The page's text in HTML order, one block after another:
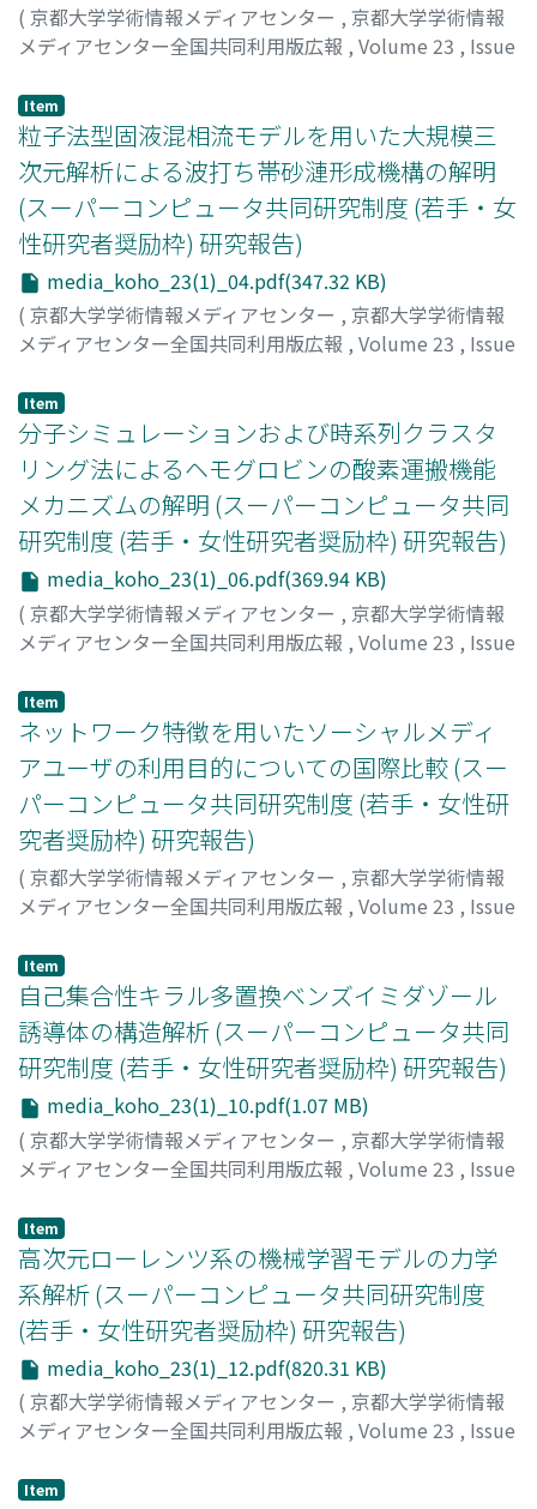
( 京都大学学術情報メディアセンター , 京都大学学術情報
メディアセンター全国共同利用版広報 , Volume 23 , Issue
東野, 智洋
Item
粒子法型固液混相流モデルを用いた大規模三
次元解析による波打ち帯砂漣形成機構の解明
(スーパーコンピュータ共同研究制度 (若手・女
性研究者奨励枠) 研究報告)
media_koho_23(1)_04.pdf(347.32 KB)
( 京都大学学術情報メディアセンター , 京都大学学術情報
メディアセンター全国共同利用版広報 , Volume 23 , Issue
田﨑, 拓海
Item
分子シミュレーションおよび時系列クラスタ
リング法によるヘモグロビンの酸素運搬機能
メカニズムの解明 (スーパーコンピュータ共同
研究制度 (若手・女性研究者奨励枠) 研究報告)
media_koho_23(1)_06.pdf(369.94 KB)
( 京都大学学術情報メディアセンター , 京都大学学術情報
メディアセンター全国共同利用版広報 , Volume 23 , Issue
北村, 勇吉
Item
ネットワーク特徴を用いたソーシャルメディ
アユーザの利用目的についての国際比較 (スー
パーコンピュータ共同研究制度 (若手・女性研
究者奨励枠) 研究報告)
( 京都大学学術情報メディアセンター , 京都大学学術情報
メディアセンター全国共同利用版広報 , Volume 23 , Issue
廣中, 詩織
Item
自己集合性キラル多置換ベンズイミダゾール
誘導体の構造解析 (スーパーコンピュータ共同
研究制度 (若手・女性研究者奨励枠) 研究報告)
media_koho_23(1)_10.pdf(1.07 MB)
( 京都大学学術情報メディアセンター , 京都大学学術情報
メディアセンター全国共同利用版広報 , Volume 23 , Issue
曽川, 洋光
Item
高次元ローレンツ系の機械学習モデルの力学
系解析 (スーパーコンピュータ共同研究制度
(若手・女性研究者奨励枠) 研究報告)
media_koho_23(1)_12.pdf(820.31 KB)
( 京都大学学術情報メディアセンター , 京都大学学術情報
メディアセンター全国共同利用版広報 , Volume 23 , Issue
中井, 拳吾
Item